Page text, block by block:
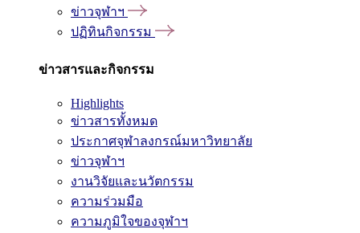
ข่าวจุฬาฯ
ปฏิทินกิจกรรม
ข่าวสารและกิจกรรม
Highlights
ข่าวสารทั้งหมด
ประกาศจุฬาลงกรณ์มหาวิทยาลัย
ข่าวจุฬาฯ
งานวิจัยและนวัตกรรม
ความร่วมมือ
ความภูมิใจของจุฬาฯ